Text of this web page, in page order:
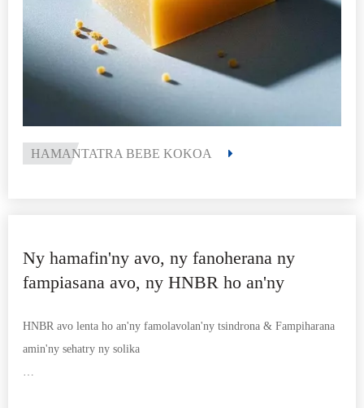
- Votoatin'ny Acrylonitrile: 34% - Namboarina ho an'ny fanoherana
ny menaka voalanjalanja sy ny fahaleovan-tena ambany.
- Viscosity Mooney (ML 1+4 @125°C): 70-90 - Miantoka ny
fahaiza-manao tsara amin'ny famolavolana sy ny extrusion.
- Sanda mitroka iodine: 11-22 - Maneho ny saturation antonony
voafehy mba hampitombo ny fahamarinan-toerana simika sy ny
fanoherana ny fahanterana.
- Hamafin'ny: faritra azo amboarina (oh: 60-90 Shore A) mahafeno
HAMANTATRA BEBE KOKOA
Ny hamafin'ny avo, ny fanoherana ny
fampiasana avo, ny HNBR ho an'ny
HNBR avo lenta ho an'ny famolavolan'ny tsindrona & Fampiharana
amin'ny sehatry ny solika